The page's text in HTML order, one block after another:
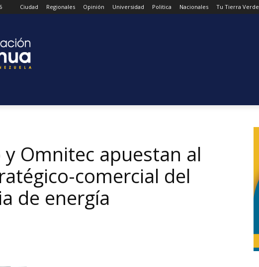
Ciudad Regionales Opinión Universidad Politica Nacionales Tu Tierra Verde
Omnitec apuestan al
comercial del
de energía